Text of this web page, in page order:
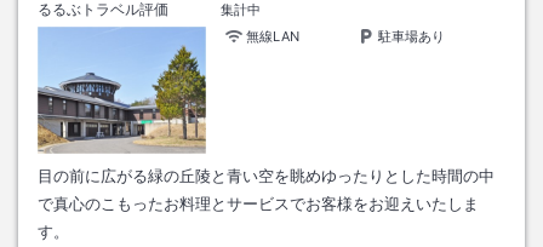
るるぶトラベル評価
集計中
無線LAN
駐車場あり
目の前に広がる緑の丘陵と青い空を眺めゆったりとした時間の中
で真心のこもったお料理とサービスでお客様をお迎えいたしま
す。